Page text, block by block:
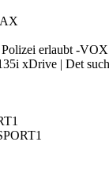
erlaubt -
xDrive | Det